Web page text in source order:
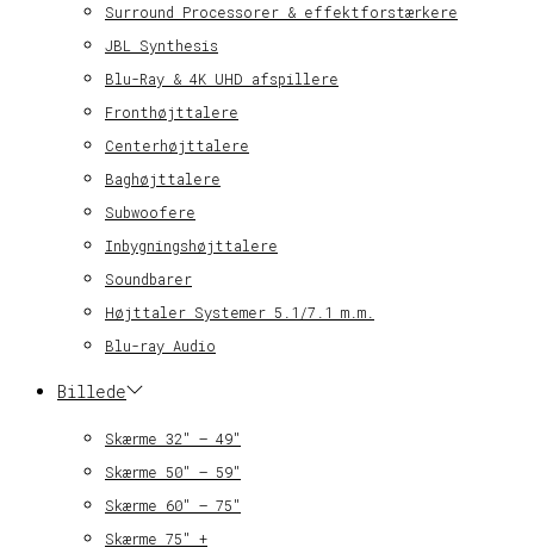
Surround Processorer & effektforstærkere
JBL Synthesis
Blu-Ray & 4K UHD afspillere
Fronthøjttalere
Centerhøjttalere
Baghøjttalere
Subwoofere
Inbygningshøjttalere
Soundbarer
Højttaler Systemer 5.1/7.1 m.m.
Blu-ray Audio
Billede
Skærme 32″ – 49″
Skærme 50″ – 59″
Skærme 60″ – 75″
Skærme 75″ +